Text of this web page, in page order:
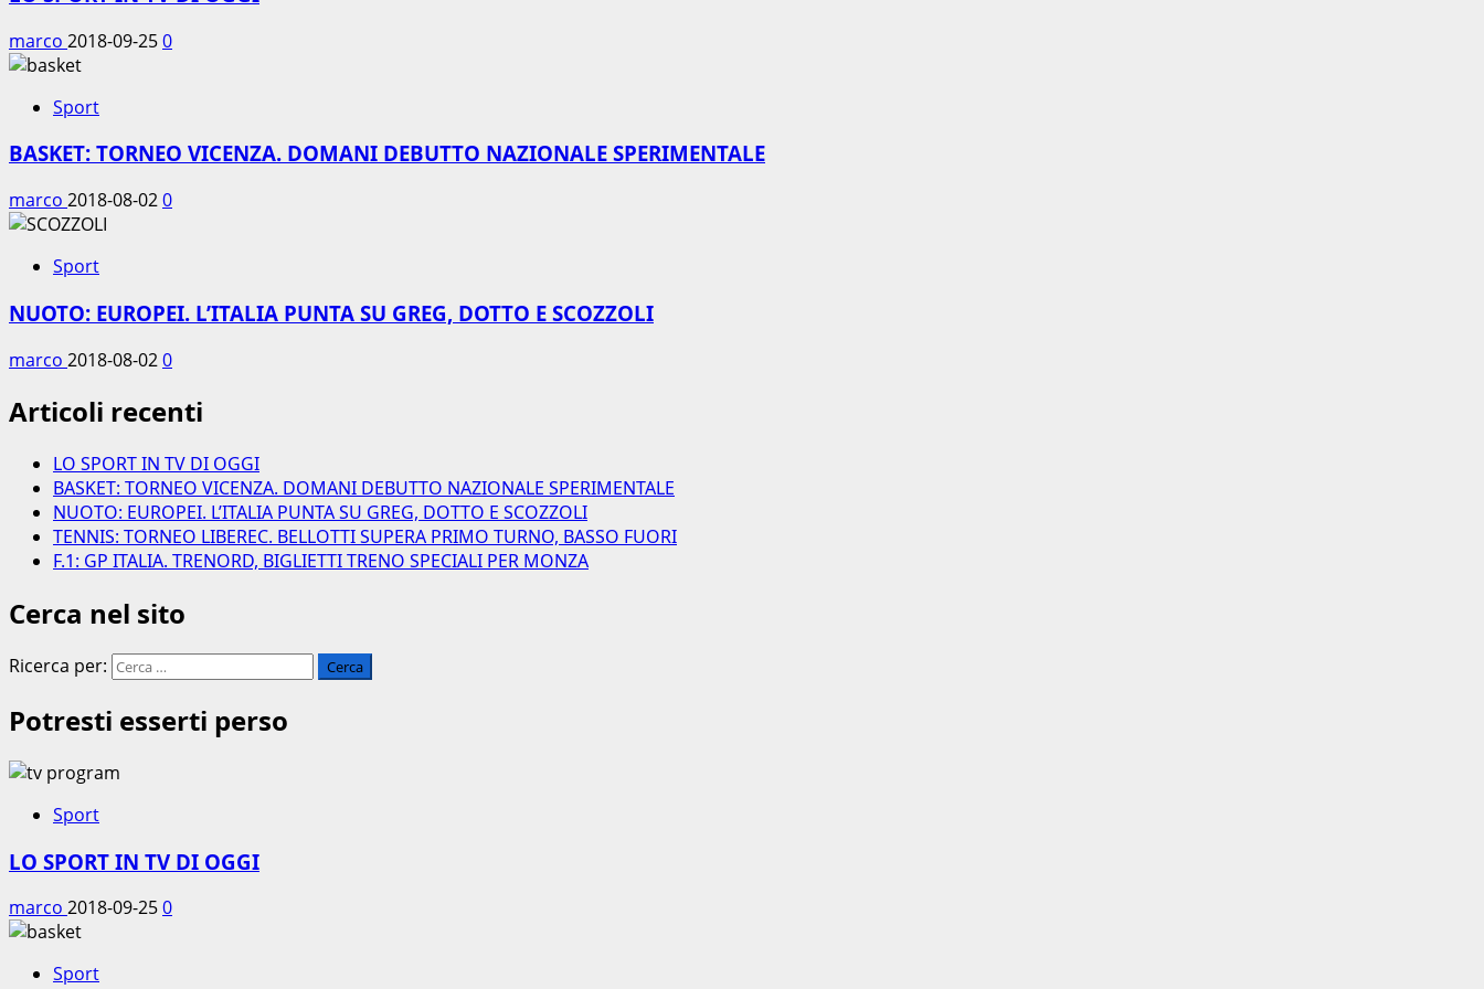
marco 2018-09-250
Sport
BASKET: TORNEO VICENZA. DOMANI DEBUTTO NAZIONALE SPERIMENTALE
marco 2018-08-020
Sport
NUOTO: EUROPEI. L’ITALIA PUNTA SU GREG, DOTTO E SCOZZOLI
marco 2018-08-020
Articoli recenti
LO SPORT IN TV DI OGGI
BASKET: TORNEO VICENZA. DOMANI DEBUTTO NAZIONALE SPERIMENTALE
NUOTO: EUROPEI. L’ITALIA PUNTA SU GREG, DOTTO E SCOZZOLI
TENNIS: TORNEO LIBEREC. BELLOTTI SUPERA PRIMO TURNO, BASSO FUORI
F.1: GP ITALIA. TRENORD, BIGLIETTI TRENO SPECIALI PER MONZA
Cerca nel sito
Ricerca per:
Potresti esserti perso
Sport
LO SPORT IN TV DI OGGI
marco 2018-09-250
Sport